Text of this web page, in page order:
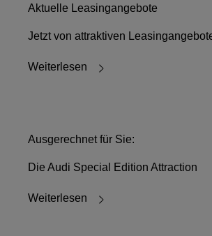
Aktuelle Leasingangebote
Jetzt von attraktiven
Weiterlesen
Ausgerechnet für Sie:
Die Audi Special Edition Attraction
Weiterlesen